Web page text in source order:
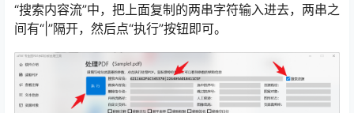
“搜索内容流”中，把上面复制的两串字符输入进去，两串之
间有“|”隔开，然后点“执行”按钮即可。